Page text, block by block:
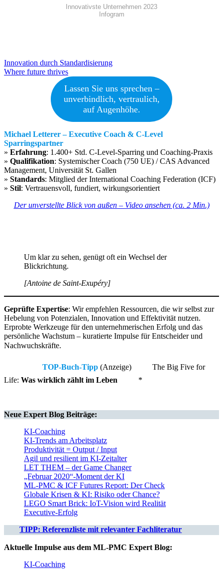
Innovativste Unternehmen 2023
Infogram
Beitragsnavigation
Innovation durch Standardisierung
Where future thrives
Lassen Sie uns sprechen –
unverbindlich, vertraulich,
auf Augenhöhe.
Michael Letterer – Executive Coach & C-Level
Sparringspartner
» Erfahrung: 1.400+ Std. C-Level-Sparring und Coaching-Praxis
» Qualifikation: Systemischer Coach (750 UE) / CAS Advanced
Management, Universität St. Gallen
» Standards: Mitglied der International Coaching Federation (ICF)
» Stil: Vertrauensvoll, fundiert, wirkungsorientiert
Der unverstellte Blick von außen – Video ansehen (ca. 2 Min.)
Um klar zu sehen, genügt oft ein Wechsel der
Blickrichtung.
[Antoine de Saint-Exupéry]
Geprüfte Expertise: Wir empfehlen Ressourcen, die wir selbst zur
Hebelung von Potenzialen, Innovation und Effektivität nutzen.
Erprobte Werkzeuge für den unternehmerischen Erfolg und das
persönliche Wachstum – kuratierte Impulse für Entscheider und
Nachwuchskräfte.
TOP-Buch-Tipp (Anzeige)
The Big Five for
Life: Was wirklich zählt im Leben *
Neue Expert Blog Beiträge:
KI-Coaching
KI-Trends am Arbeitsplatz
Produktivität = Output / Input
Agil und resilient im KI-Zeitalter
LET THEM – der Game Changer
„Februar 2020“-Moment der KI
ML-PMC & ICF Futures Report: Der Check
Globale Krisen & KI: Risiko oder Chance?
LEGO Smart Brick: IoT-Vision wird Realität
Executive-Erfolg
TIPP: Referenzliste mit relevanter Fachliteratur
Aktuelle Impulse aus dem ML-PMC Expert Blog:
KI-Coaching